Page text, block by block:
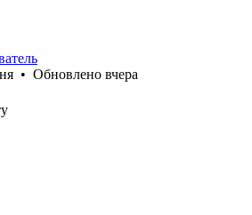
• Обновлено вчера